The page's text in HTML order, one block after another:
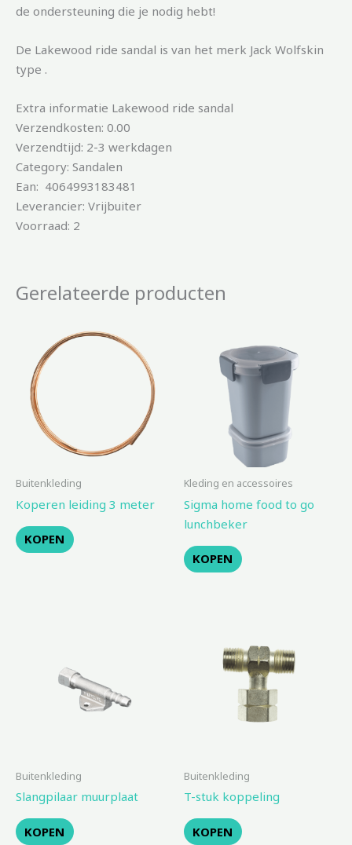
de ondersteuning die je nodig hebt!
De Lakewood ride sandal is van het merk Jack Wolfskin
type .
Extra informatie Lakewood ride sandal
Verzendkosten: 0.00
Verzendtijd: 2-3 werkdagen
Category: Sandalen
Ean: 4064993183481
Leverancier: Vrijbuiter
Voorraad: 2
Gerelateerde producten
Buitenkleding
Koperen leiding 3 meter
KOPEN
Kleding en accessoires
Sigma home food to go
lunchbeker
KOPEN
Buitenkleding
Slangpilaar muurplaat
KOPEN
Buitenkleding
T-stuk koppeling
KOPEN